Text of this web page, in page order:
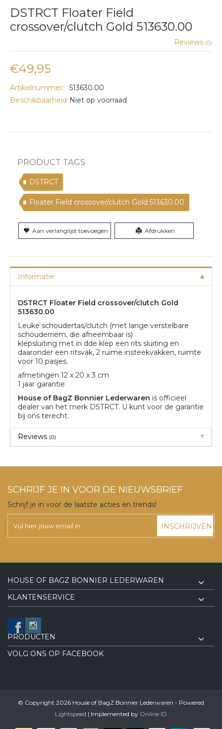
DSTRCT Floater Field
crossover/clutch Gold 513630.00
Reviews (0)
€49,95
Artikelnummer:
513630.00
Beschikbaarheid: Niet op voorraad
PRODUCT TAGS
DSTRCT
Floater Field crossover/clutch Gold 513630.00
Aan verlanglijst toevoegen Afdrukken
Informatie
DSTRCT Floater Field crossover/clutch Gold
513630.00
Leuke schoudertas/clutch (met lange verstelbare
schouderriem, die afneembaar is)
klepsluiting met in dde klep een rits sluiting en
daaronder een ritsvak, 2 ruime insteekvakken, ruimte
voor 10 pasjes.
afmetingen 12 x 20 x 3 cm
1 jaar garantie
House of BagZ Bonnier Lederwaren is officieel
dealer van het merk DSTRCT. U kunt voor de garantie
bij ons terecht.
Reviews (0)
SCHRIJF JE IN VOOR DE NIEUWSBRIEF
Schrijf je in voor de laatste acties en trends!
INSCHRIJVEN
HOUSE OF BAGZ BONNIER LEDERWAREN
KLANTENSERVICE
PRODUCTEN
VOLG ONS OP FACEBOOK
© Copyright 2026 House of BagZ Bonnier Lederwaren - Powered
Lightspeed | Implemented by Online ID